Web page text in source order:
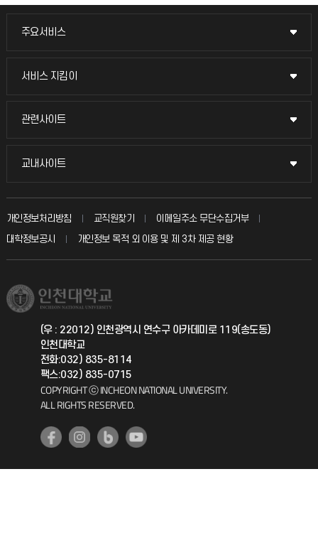
주요서비스
주요서비스
교무회의방송
입학안내
취업정보(학생)
서비스 지킴이
서비스 지킴이
묻고 답하기
칭찬마당
학생서비스 지킴이
관련사이트
관련사이트
국방헬프콜
총동문회
교내사이트
교내사이트
교수회
교육혁신본부
국제지원과
공자아카데미
기초교육원
개인정보처리방침 교직원찾기
이메일주소 무단수집거부
대학정보공시
개인정보 목적 외 이용 및 제 3차 제공 현황
(우 : 22012) 인천광역시 연수구 아카데미로 119(송도동)
인천대학교
전화:032) 835-8114
팩스:032) 835-0715
COPYRIGHT ⓒ INCHEON NATIONAL UNIVERSITY.
ALL RIGHTS RESERVED.